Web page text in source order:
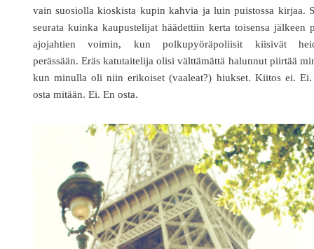
vain suosiolla kioskista kupin kahvia ja luin puistossa kirjaa.
seurata kuinka kaupustelijat häädettiin kerta toisensa jälkeen
ajojahtien voimin, kun polkupyöräpoliisit kiisivät
perässään. Eräs katutaitelija olisi välttämättä halunnut piirtää
kun minulla oli niin erikoiset (vaaleat?) hiukset. Kiitos ei. Ei.
osta mitään. Ei. En osta.